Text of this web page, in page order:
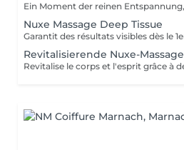
Nuxe Massage Deep Tissue
Revitalisierende Nuxe-Massage